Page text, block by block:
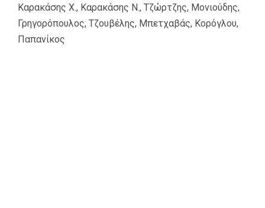
Καρακάσης Χ., Καρακάσης Ν., Τζώρτζης, Μονιούδης,
Γρηγορόπουλος, Τζουβέλης, Μπετχαβάς, Κορόγλου,
Παπανίκος